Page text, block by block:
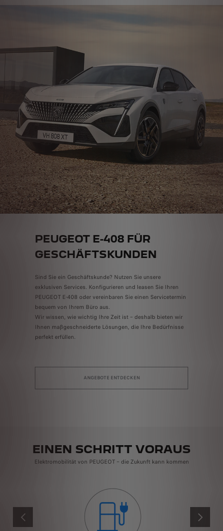
PEUGEOT E-408 FÜR
GESCHÄFTSKUNDEN
Sind Sie ein Geschäftskunde? Nutzen Sie unsere
exklusiven Services. Konfigurieren und leasen Sie Ihren
PEUGEOT E-408 oder vereinbaren Sie einen Servicetermin
bequem von Ihrem Büro aus.
Wir wissen, wie wichtig Ihre Zeit ist – deshalb bieten wir
Ihnen maßgeschneiderte Lösungen, die Ihre Bedürfnisse
perfekt erfüllen.
ANGEBOTE ENTDECKEN
EINEN SCHRITT VORAUS
Elektromobilität von PEUGEOT – die Zukunft kann kommen
ZURÜCK WEITER